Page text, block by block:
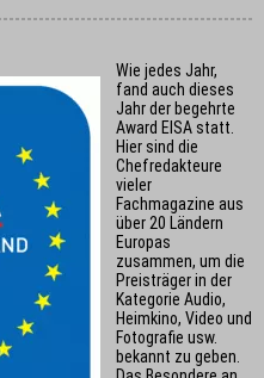
Wie jedes Jahr,
fand auch dieses
Jahr der begehrte
Award EISA statt.
Hier sind die
Chefredakteure
vieler
Fachmagazine aus
über 20 Ländern
Europas
zusammen, um die
Preisträger in der
Kategorie Audio,
Heimkino, Video und
Fotografie usw.
bekannt zu geben.